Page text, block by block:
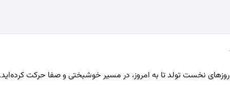
روزهای نخست تولد تا به امروز، در مسیر خوشبختی و صفا حرکت